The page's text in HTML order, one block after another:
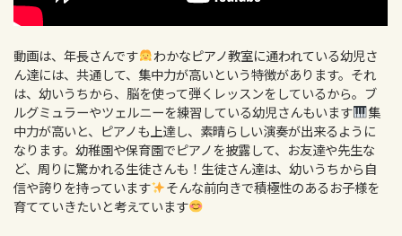
動画は、年長さんです
わかなピアノ教室に通われている幼児さ
ん達には、共通して、集中力が高いという特徴があります。それ
は、幼いうちから、脳を使って弾くレッスンをしているから。ブ
ルグミュラーやツェルニーを練習している幼児さんもいます
集
中力が高いと、ピアノも上達し、素晴らしい演奏が出来るように
なります。幼稚園や保育園でピアノを披露して、お友達や先生な
ど、周りに驚かれる生徒さんも！生徒さん達は、幼いうちから自
信や誇りを持っています
そんな前向きで積極性のあるお子様を
育てていきたいと考えています